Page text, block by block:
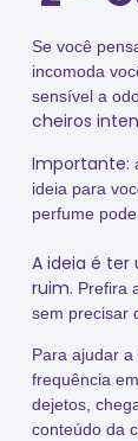
Se você
incomoda
sensível a
cheiros
Importante:
ideia para
perfume
A ideia é ter
ruim. Prefira
sem precisar
Para ajudar
frequência
dejetos,
conteúdo da